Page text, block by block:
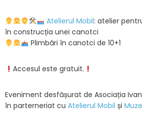
Atelierul Mobil: atelier
în construcția unei canotci
Plimbări în canotci de 10+1
Accesul este gratuit.
Eveniment desfășurat de Asociația
în parterneriat cu Atelierul Mobil și